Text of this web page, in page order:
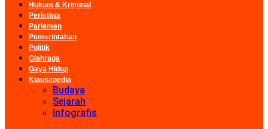
Hukum & Kriminal
Peristiwa
Parlemen
Pemerintahan
Politik
Olahraga
Gaya Hidup
Klausapedia
Budaya
Sejarah
Infografis